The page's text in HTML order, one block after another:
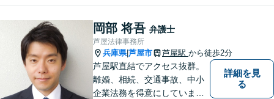
岡部 将吾 弁護士
芦屋法律事務所
兵庫県|芦屋市 芦屋駅 から徒歩2分
芦屋駅直結でアクセス抜群。
離婚、相続、交通事故、中小
企業法務を得意にしていま
詳細を見
る